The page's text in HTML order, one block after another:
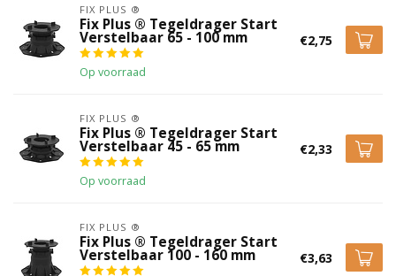
Geert Gesquiere
Geplaatst op 17 Juni 2023 at 10:25
Top kwaliteit !
FIX PLUS ®
Fix Plus ® Tegeldrager Start
Verstelbaar 65 - 100 mm
Op voorraad
€2,75
FIX PLUS ®
Fix Plus ® Tegeldrager Start
Verstelbaar 45 - 65 mm
Op voorraad
€2,33
FIX PLUS ®
Fix Plus ® Tegeldrager Start
Verstelbaar 100 - 160 mm €3,63